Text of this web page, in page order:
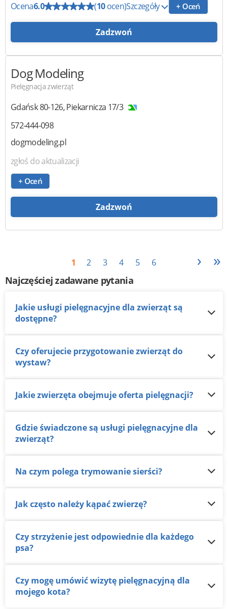
Ocena6.0 (10ocen)Szczegóły + Oceń
Zadzwoń
Dog Modeling
Pielęgnacja zwierząt
Gdańsk80-126,Piekarnicza 17/3
572-444-098
dogmodeling.pl
zgłoś do aktualizacji
+ Oceń
Zadzwoń
1 2 3 4 5 6 › »
Najczęściej zadawane pytania
Jakie usługi pielęgnacyjne dla zwierząt są
dostępne?
Czy oferujecie przygotowanie zwierząt do
wystaw?
Jakie zwierzęta obejmuje oferta pielęgnacji?
Gdzie świadczone są usługi pielęgnacyjne dla
zwierząt?
Na czym polega trymowanie sierści?
Jak często należy kąpać zwierzę?
Czy strzyżenie jest odpowiednie dla każdego
psa?
Czy mogę umówić wizytę pielęgnacyjną dla
mojego kota?